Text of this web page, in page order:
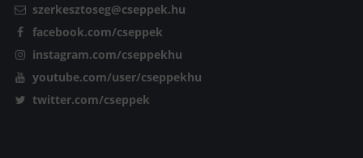
szerkesztoseg@cseppek.hu
facebook.com/cseppek
instagram.com/cseppekhu
youtube.com/user/cseppekhu
twitter.com/cseppek